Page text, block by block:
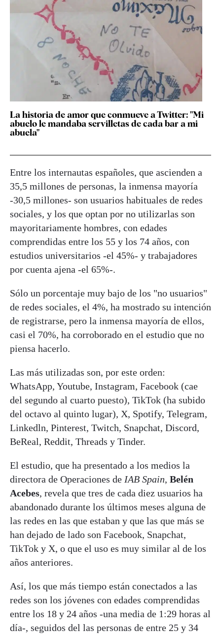
La historia de amor que conmueve a Twitter: "Mi
abuelo le mandaba servilletas de cada bar a mi
abuela"
Entre los internautas españoles, que ascienden a
35,5 millones de personas, la inmensa mayoría
-30,5 millones- son usuarios habituales de redes
sociales, y los que optan por no utilizarlas son
mayoritariamente hombres, con edades
comprendidas entre los 55 y los 74 años, con
estudios universitarios -el 45%- y trabajadores
por cuenta ajena -el 65%-.
Sólo un porcentaje muy bajo de los "no usuarios"
de redes sociales, el 4%, ha mostrado su intención
de registrarse, pero la inmensa mayoría de ellos,
casi el 70%, ha corroborado en el estudio que no
piensa hacerlo.
Las más utilizadas son, por este orden:
WhatsApp, Youtube, Instagram, Facebook (cae
del segundo al cuarto puesto), TikTok (ha subido
del octavo al quinto lugar), X, Spotify, Telegram,
Linkedln, Pinterest, Twitch, Snapchat, Discord,
BeReal, Reddit, Threads y Tinder.
El estudio, que ha presentado a los medios la
directora de Operaciones de IAB Spain, Belén
Acebes, revela que tres de cada diez usuarios ha
abandonado durante los últimos meses alguna de
las redes en las que estaban y que las que más se
han dejado de lado son Facebook, Snapchat,
TikTok y X, o que el uso es muy similar al de los
años anteriores.
Así, los que más tiempo están conectados a las
redes son los jóvenes con edades comprendidas
entre los 18 y 24 años -una media de 1:29 horas al
día-, seguidos del las personas de entre 25 y 34